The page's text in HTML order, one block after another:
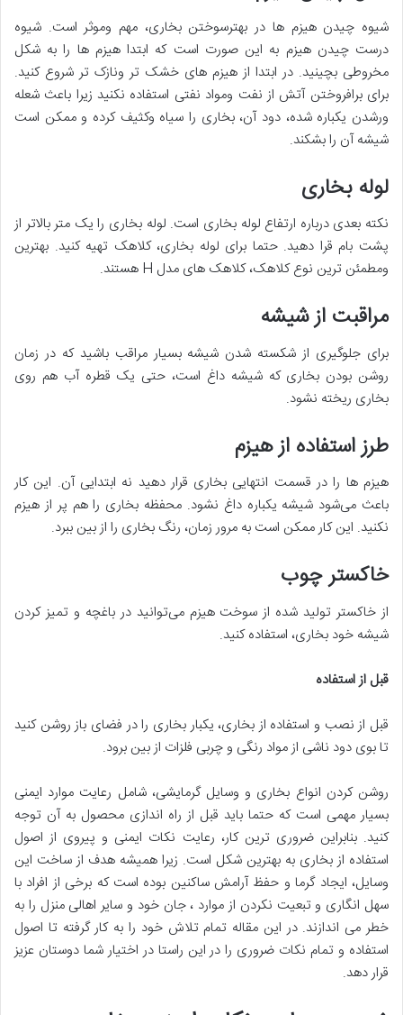
شیوه چیدن هیزم ها در بهترسوختن بخاری، مهم وموثر است. شیوه
درست چیدن هیزم به این صورت است که ابتدا هیزم ها را به شکل
مخروطی بچینید. در ابتدا از هیزم های خشک تر ونازک تر شروع کنید.
برای برافروختن آتش از نفت ومواد نفتی استفاده نکنید زیرا باعث شعله
ورشدن یکباره شده، دود آن، بخاری را سیاه وکثیف کرده و ممکن است
شیشه آن را بشکند.
لوله بخاری
نکته بعدی درباره ارتفاع لوله بخاری است. لوله بخاری را یک متر بالاتر از
پشت بام قرا دهید. حتما برای لوله بخاری، کلاهک تهیه کنید. بهترین
ومطمئن ترین نوع کلاهک، کلاهک های مدل H هستند.
مراقبت از شیشه
برای جلوگیری از شکسته شدن شیشه بسیار مراقب باشید که در زمان
روشن بودن بخاری که شیشه داغ است، حتی یک قطره آب هم روی
بخاری ریخته نشود.
طرز استفاده از هیزم
هیزم ها را در قسمت انتهایی بخاری قرار دهید نه ابتدایی آن. این کار
باعث می‌شود شیشه یکباره داغ نشود. محفظه بخاری را هم پر از هیزم
نکنید. این کار ممکن است به مرور زمان، رنگ بخاری را از بین ببرد.
خاکستر چوب
از خاکستر تولید شده از سوخت هیزم می‌توانید در باغچه و تمیز کردن
شیشه خود بخاری، استفاده کنید.
قبل از استفاده
قبل از نصب و استفاده از بخاری، یکبار بخاری را در فضای باز روشن کنید
تا بوی دود ناشی از مواد رنگی و چربی فلزات از بین برود.
روشن کردن انواع بخاری و وسایل گرمایشی، شامل رعایت موارد ایمنی
بسیار مهمی است که حتما باید قبل از راه اندازی محصول به آن توجه
کنید. بنابراین ضروری ترین کار، رعایت نکات ایمنی و پیروی از اصول
استفاده از بخاری به بهترین شکل است. زیرا همیشه هدف از ساخت این
وسایل، ایجاد گرما و حفظ آرامش ساکنین بوده است که برخی از افراد با
سهل انگاری و تبعیت نکردن از موارد ، جان خود و سایر اهالی منزل را به
خطر می اندازند. در این مقاله تمام تلاش خود را به کار گرفته تا اصول
استفاده و تمام نکات ضروری را در این راستا در اختیار شما دوستان عزیز
قرار دهد.